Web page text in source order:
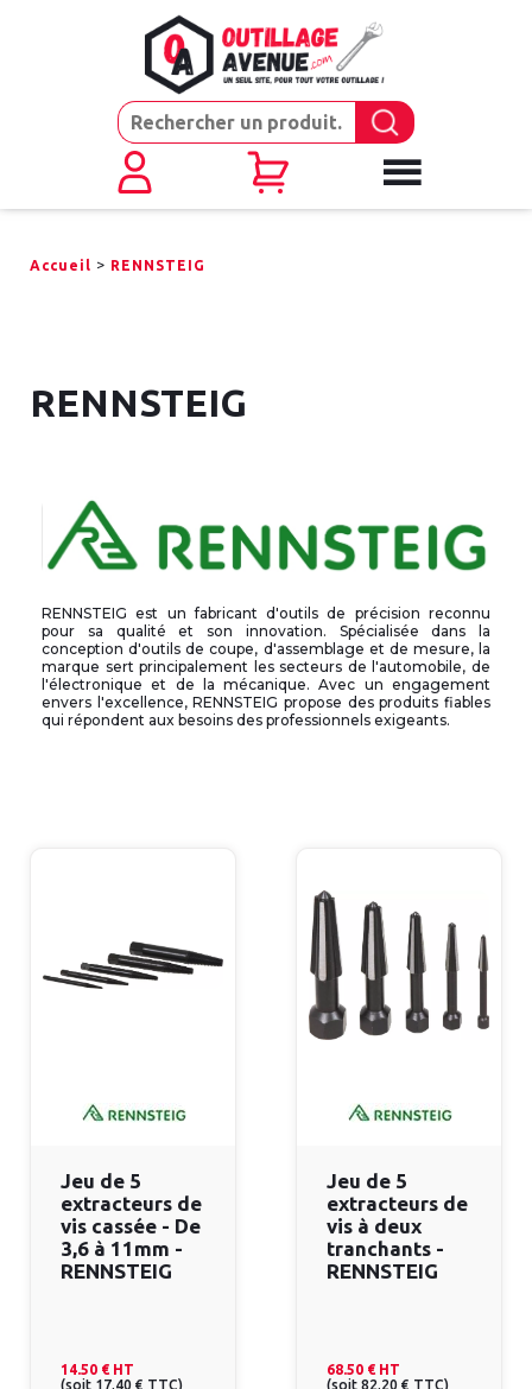
Accueil > RENNSTEIG
RENNSTEIG
RENNSTEIG est un fabricant d'outils de précision reconnu
pour sa qualité et son innovation. Spécialisée dans la
conception d'outils de coupe, d'assemblage et de mesure, la
marque sert principalement les secteurs de l'automobile, de
l'électronique et de la mécanique. Avec un engagement
envers l'excellence, RENNSTEIG propose des produits fiables
qui répondent aux besoins des professionnels exigeants.
Jeu de 5
extracteurs de
vis cassée - De
3,6 à 11mm -
RENNSTEIG
14.50 € HT
(soit 17.40 € TTC)
Jeu de 5
extracteurs de
vis à deux
tranchants -
RENNSTEIG
68.50 € HT
(soit 82.20 € TTC)